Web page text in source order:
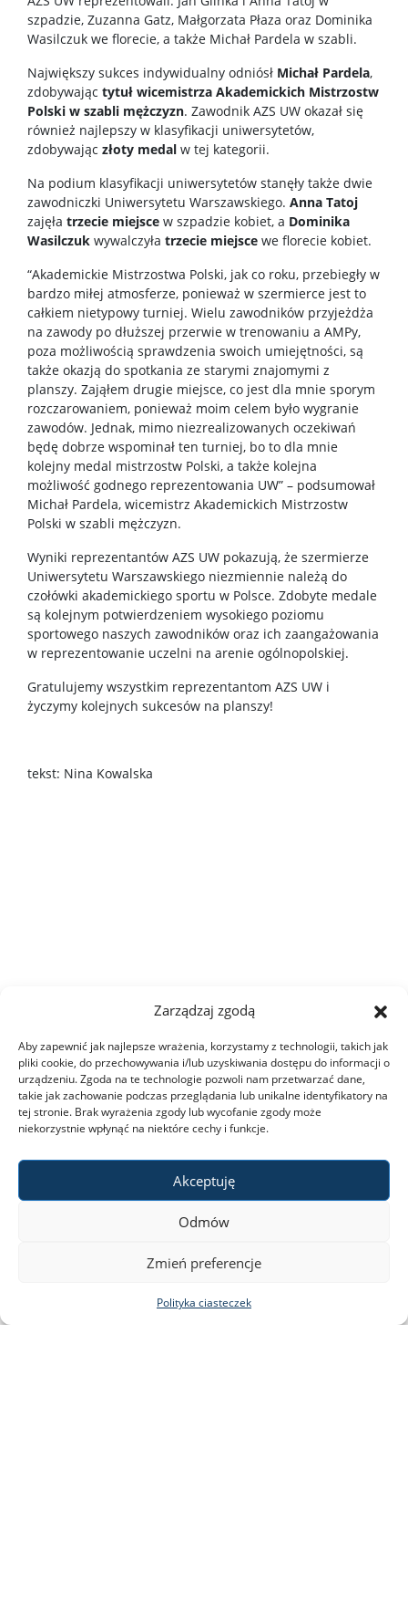
Zarządzaj zgodą
Aby zapewnić jak najlepsze wrażenia, korzystamy z technologii, takich jak
pliki cookie, do przechowywania i/lub uzyskiwania dostępu do informacji o
urządzeniu. Zgoda na te technologie pozwoli nam przetwarzać dane,
takie jak zachowanie podczas przeglądania lub unikalne identyfikatory na
tej stronie. Brak wyrażenia zgody lub wycofanie zgody może
niekorzystnie wpłynąć na niektóre cechy i funkcje.
Akceptuję
Odmów
Zmień preferencje
Polityka ciasteczek
szpadzie, Zuzanna Gatz, Małgorzata Płaza oraz Dominika
Wasilczuk we florecie, a także Michał Pardela w szabli.
Największy sukces indywidualny odniósł Michał Pardela,
zdobywając tytuł wicemistrza Akademickich Mistrzostw
Polski w szabli mężczyzn. Zawodnik AZS UW okazał się
również najlepszy w klasyfikacji uniwersytetów,
zdobywając złoty medal w tej kategorii.
Na podium klasyfikacji uniwersytetów stanęły także dwie
zawodniczki Uniwersytetu Warszawskiego. Anna Tatoj
zajęła trzecie miejsce w szpadzie kobiet, a Dominika
Wasilczuk wywalczyła trzecie miejsce we florecie kobiet.
“Akademickie Mistrzostwa Polski, jak co roku, przebiegły w
bardzo miłej atmosferze, ponieważ w szermierce jest to
całkiem nietypowy turniej. Wielu zawodników przyjeżdża
na zawody po dłuższej przerwie w trenowaniu a AMPy,
poza możliwością sprawdzenia swoich umiejętności, są
także okazją do spotkania ze starymi znajomymi z
planszy. Zająłem drugie miejsce, co jest dla mnie sporym
rozczarowaniem, ponieważ moim celem było wygranie
zawodów. Jednak, mimo niezrealizowanych oczekiwań
będę dobrze wspominał ten turniej, bo to dla mnie
kolejny medal mistrzostw Polski, a także kolejna
możliwość godnego reprezentowania UW” – podsumował
Michał Pardela, wicemistrz Akademickich Mistrzostw
Polski w szabli mężczyzn.
Wyniki reprezentantów AZS UW pokazują, że szermierze
Uniwersytetu Warszawskiego niezmiennie należą do
czołówki akademickiego sportu w Polsce. Zdobyte medale
są kolejnym potwierdzeniem wysokiego poziomu
sportowego naszych zawodników oraz ich zaangażowania
w reprezentowanie uczelni na arenie ogólnopolskiej.
Gratulujemy wszystkim reprezentantom AZS UW i
życzymy kolejnych sukcesów na planszy!
tekst: Nina Kowalska